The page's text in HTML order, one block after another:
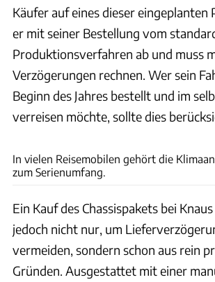
Käufer auf eines dieser eingeplanten
er mit seiner Bestellung vom
Produktionsverfahren ab und muss
Verzögerungen rechnen. Wer sein
Beginn des Jahres bestellt und im
verreisen möchte, sollte dies
In vielen Reisemobilen gehört die
zum Serienumfang.
Ein Kauf des Chassispakets bei
jedoch nicht nur, um
vermeiden, sondern schon aus rein
Gründen. Ausgestattet mit einer